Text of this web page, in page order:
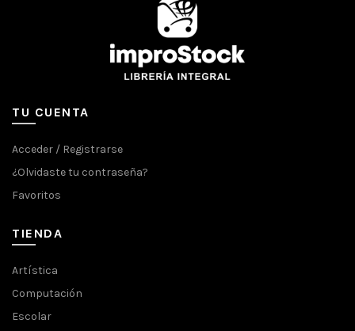
TU CUENTA
Acceder / Registrarse
¿Olvidaste tu contraseña?
Favoritos
TIENDA
Artística
Computación
Escolar